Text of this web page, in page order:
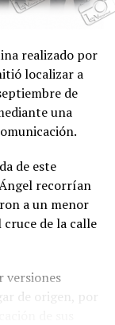
realizado por
localizar a
de
una
de este
recorrían
a un menor
cruce de la calle
versiones
de origen, por